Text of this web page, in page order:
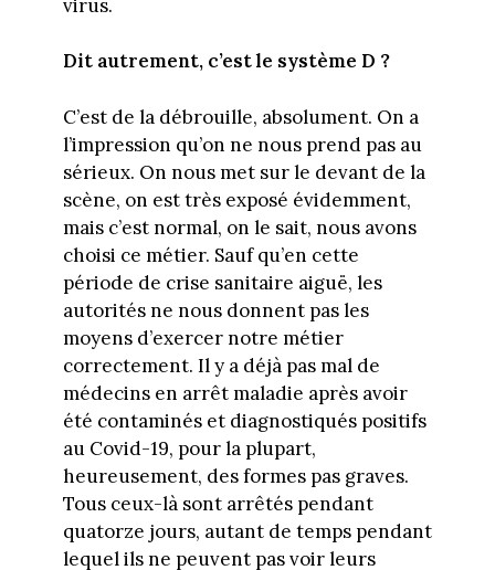
virus.
Dit autrement, c’est le système D ?
C’est de la débrouille, absolument. On a
l’impression qu’on ne nous prend pas au
sérieux. On nous met sur le devant de la
scène, on est très exposé évidemment,
mais c’est normal, on le sait, nous avons
choisi ce métier. Sauf qu’en cette
période de crise sanitaire aiguë, les
autorités ne nous donnent pas les
moyens d’exercer notre métier
correctement. Il y a déjà pas mal de
médecins en arrêt maladie après avoir
été contaminés et diagnostiqués positifs
au Covid-19, pour la plupart,
heureusement, des formes pas graves.
Tous ceux-là sont arrêtés pendant
quatorze jours, autant de temps pendant
lequel ils ne peuvent pas voir leurs